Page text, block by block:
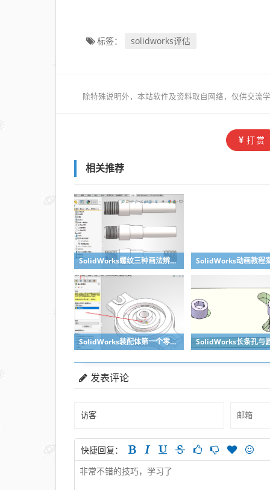
标签： solidworks评估
除特殊说明外，本站软件及资料取自网络，仅供交流
打赏
相关推荐
SolidWorks螺纹三种画法辨析异同：装饰螺纹线、螺柱向导、螺纹特征
SolidWorks装配体第一个零件怎么固定到中心原点？90%的人一开始就做错了
发表评论
快捷回复：